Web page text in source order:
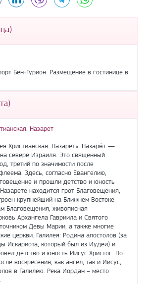
Бен-Гурион. Размещение в гостинице в
Назарет
Христианская. Назарет». Назаре́т —
севере Израиля. Это священный
третий по значимости после
Здесь, согласно Евангелию,
и прошли детство и юность
находится грот Благовещения,
крупнейший на Ближнем Востоке
Благовещения, живописная
Архангела Гавриила и Святого
Девы Марии, а также многие
церкви. Галилея: Родина апостолов (за
Искариота, который был из Иудеи) и
детство и юность Иисус Христос. По
воскресения, как ангел, так и Иисус,
в Галилею. Река Иордан – место